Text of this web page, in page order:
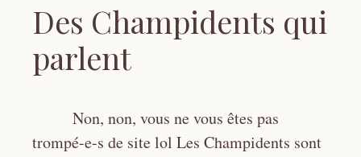
Des Champidents qui
parlent
Non, non, vous ne vous êtes pas
trompé-e-s de site lol Les Champidents sont